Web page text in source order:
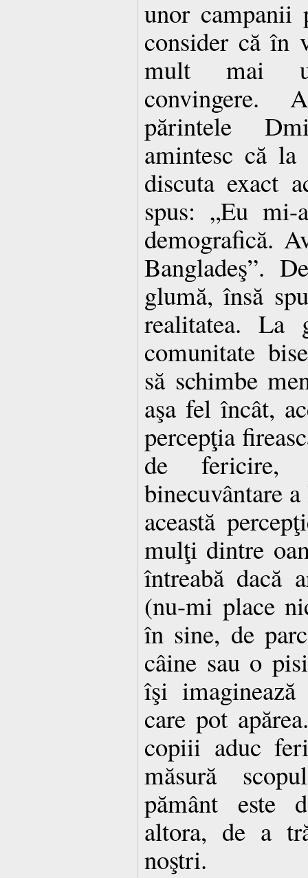
unor campanii
consider că în
mult mai
convingere.
părintele
amintesc că
discuta exact
spus: „Eu mi-
demografică.
Bangladeş”.
glumă, însă
realitatea. La
comunitate
să schimbe
aşa fel încât,
percepţia
de
binecuvântare
această
mulţi dintre
întreabă dacă
(nu-mi place
în sine, de
câine sau o
îşi imaginează
care pot
copiii aduc
măsură
pământ este
altora, de a
noştri.